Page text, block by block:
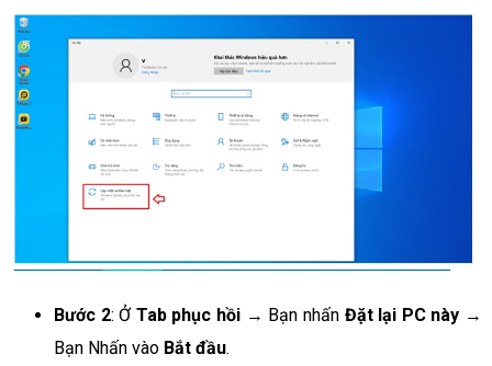
Bước 2: Ở Tab phục hồi → Bạn nhấnĐặt lại PC này →
Bạn Nhấn vào Bắt đầu.